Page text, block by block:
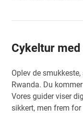
Cykeltur
Oplev de
Rwanda. Du
Vores guider viser
sikkert, men frem